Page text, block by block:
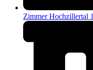
Zimmer Hochzillertal 1